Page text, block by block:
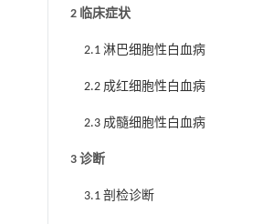
2 临床症状
2.1 淋巴细胞性白血病
2.2 成红细胞性白血病
2.3 成髓细胞性白血病
3 诊断
3.1 剖检诊断